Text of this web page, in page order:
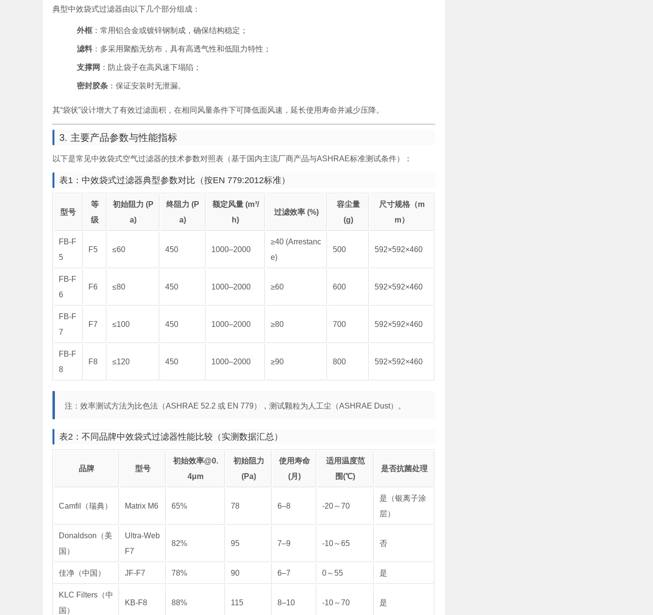
典型中效袋式过滤器由以下几个部分组成：
外框：常用铝合金或镀锌钢制成，确保结构稳定；
滤料：多采用聚酯无纺布，具有高透气性和低阻力特性；
支撑网 ：防止袋子在高风速下塌陷；
密封胶条 ：保证安装时无泄漏。
其“袋状”设计增大了有效过滤面积，在相同风量条件下可降低面风速，延长使用寿命并减少压降。
3. 主要产品参数与性能指标
以下是常见中效袋式空气过滤器的技术参数对照表（基于国内主流厂商产品与ASHRAE标准测试条件）：
表1：中效袋式过滤器典型参数对比（按EN 779:2012标准）
型号
等
级
初始阻力 (P
a)
终阻力 (P
a)
额定风量 (m³/
h)
过滤效率 (%)
容尘量
(g)
尺寸规格（m
m）
FB-F
5
F5 ≤60 450 1000–2000
≥40 (Arrestanc
e)
500 592×592×460
FB-F
6
F6 ≤80 450 1000–2000 ≥60 600 592×592×460
FB-F
7
F7 ≤100 450 1000–2000 ≥80 700 592×592×460
FB-F
8
F8 ≤120 450 1000–2000 ≥90 800 592×592×460
注：效率测试方法为比色法（ASHRAE 52.2 或 EN 779），测试颗粒为人工尘（ASHRAE Dust）。
表2：不同品牌中效袋式过滤器性能比较（实测数据汇总）
品牌 型号
初始效率@0.
4μm
初始阻力
(Pa)
使用寿命
(月)
适用温度范
围(℃)
是否抗菌处理
Camfil（瑞典） Matrix M6 65% 78 6–8 -20～70
是（银离子涂
层）
Donaldson（美
国）
Ultra-Web
F7
82% 95 7–9 -10～65 否
佳净（中国） JF-F7 78% 90 6–7 0～55 是
KLC Filters（中
国）
KB-F8 88% 115 8–10 -10～70 是